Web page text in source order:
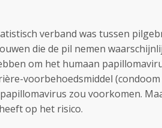
verband was tussen
die de pil nemen
om het humaan
voorbehoedsmiddel
zou voorkomen.
op het risico.